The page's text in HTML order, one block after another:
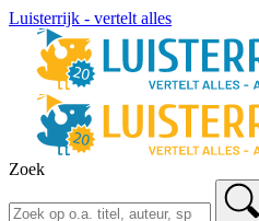
Luisterrijk - vertelt alles
Zoek